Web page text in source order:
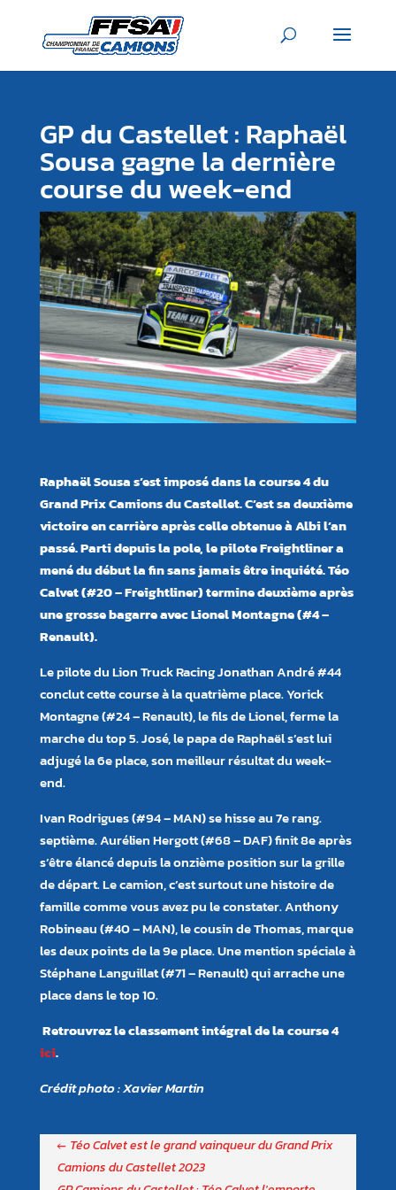
GP du Castellet : Raphaël
Sousa gagne la dernière
course du week-end
Raphaël Sousa s’est imposé dans la course 4 du
Grand Prix Camions du Castellet. C’est sa deuxième
victoire en carrière après celle obtenue à Albi l’an
passé. Parti depuis la pole, le pilote Freightliner a
mené du début la fin sans jamais être inquiété. Téo
Calvet (#20 – Freightliner) termine deuxième après
une grosse bagarre avec Lionel Montagne (#4 –
Renault).
Le pilote du Lion Truck Racing Jonathan André #44
conclut cette course à la quatrième place. Yorick
Montagne (#24 – Renault), le fils de Lionel, ferme la
marche du top 5. José, le papa de Raphaël s’est lui
adjugé la 6e place, son meilleur résultat du week-
end.
Ivan Rodrigues (#94 – MAN) se hisse au 7e rang.
septième. Aurélien Hergott (#68 – DAF) finit 8e après
s’être élancé depuis la onzième position sur la grille
de départ. Le camion, c’est surtout une histoire de
famille comme vous avez pu le constater. Anthony
Robineau (#40 – MAN), le cousin de Thomas, marque
les deux points de la 9e place. Une mention spéciale à
Stéphane Languillat (#71 – Renault) qui arrache une
place dans le top 10.
Retrouvrez le classement intégral de la course 4
ici.
Crédit photo : Xavier Martin
← Téo Calvet est le grand vainqueur du Grand Prix
Camions du Castellet 2023